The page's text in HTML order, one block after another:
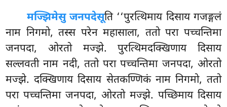
मज्झिमेसु जनपदेसूति ‘‘पुरत्थिमाय दिसाय गजङ्गलं
नाम निगमो, तस्स परेन महासाला, ततो परा पच्चन्तिमा
जनपदा, ओरतो मज्झे. पुरत्थिमदक्खिणाय दिसाय
सल्लवती नाम नदी, ततो परा पच्चन्तिमा जनपदा, ओरतो
मज्झे. दक्खिणाय दिसाय सेतकण्णिकं नाम निगमो, ततो
परा पच्चन्तिमा जनपदा, ओरतो मज्झे. पच्छिमाय दिसाय